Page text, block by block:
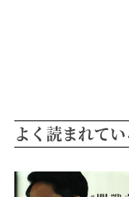
よく読まれて